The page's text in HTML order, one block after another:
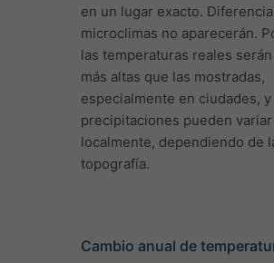
en un lugar exacto.
microclimas no aparecerán.
las temperaturas reales
más altas que las mostradas,
especialmente en ciudades, y
precipitaciones pueden variar
localmente, dependiendo de
topografía.
Cambio anual de